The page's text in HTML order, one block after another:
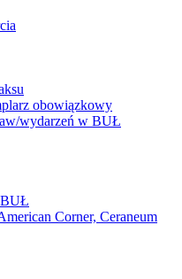
obowiązkowy
wydarzeń w BUŁ
BUŁ
Corner, Ceraneum